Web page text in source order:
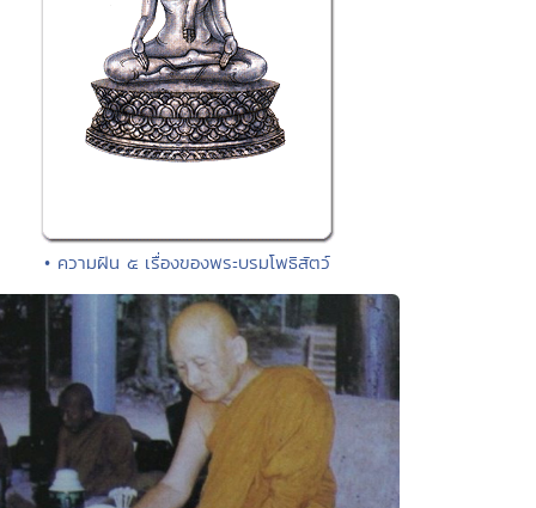
• ความฝัน ๕ เรื่องของพระบรมโพธิสัตว์